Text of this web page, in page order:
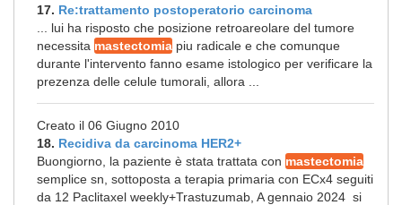
17. Re:trattamento postoperatorio carcinoma
... lui ha risposto che posizione retroareolare del tumore
necessita mastectomia piu radicale e che comunque
durante l'intervento fanno esame istologico per verificare la
prezenza delle celule tumorali, allora ...
Creato il 06 Giugno 2010
18. Recidiva da carcinoma HER2+
Buongiorno, la paziente è stata trattata con mastectomia
semplice sn, sottoposta a terapia primaria con ECx4 seguiti
da 12 Paclitaxel weekly+Trastuzumab, A gennaio 2024 si